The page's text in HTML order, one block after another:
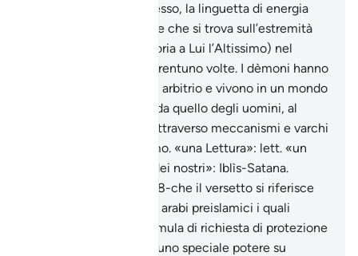
dalla parte più pura di esso, la linguetta di energia
che non emette fumo e che si trova sull’estremità
della fiamma. Allah (gloria a Lui l’Altissimo) nel
Corano li nomina ben trentuno volte. I dèmoni hanno
volontà propria e libero arbitrio e vivono in un mondo
contiguo ma separato da quello degli uomini, al
quale hanno accesso attraverso meccanismi e varchi
preclusi ai figli di Adamo. «una Lettura»: lett. «un
Corano». «Uno stolto dei nostri»: Iblìs-Satana.
Riferisce Tabarì (xxix,08-che il versetto si riferisce
alla superstizione degli arabi preislamici i quali
pronunciavano una formula di richiesta di protezione
attribuendo ai dèmoni uno speciale potere su